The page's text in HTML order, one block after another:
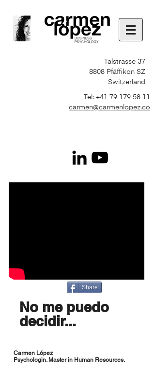
Talstrasse 37
8808 Pfäffikon SZ
Switzerland
Tel: +41 79 179 58 11
carmen@carmenlopez.co
Share
No me puedo
decidir...
Photo Selected by
Carmen López
Psychologin. Master in Human Resources.